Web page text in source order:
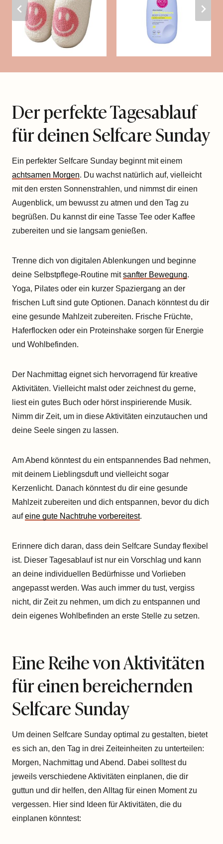
Der perfekte Tagesablauf
für deinen Selfcare Sunday
Ein perfekter Selfcare Sunday beginnt mit einem
achtsamen Morgen. Du wachst natürlich auf, vielleicht
mit den ersten Sonnenstrahlen, und nimmst dir einen
Augenblick, um bewusst zu atmen und den Tag zu
begrüßen. Du kannst dir eine Tasse Tee oder Kaffee
zubereiten und sie langsam genießen.
Trenne dich von digitalen Ablenkungen und beginne
deine Selbstpflege-Routine mitsanfter Bewegung.
Yoga, Pilates oder ein kurzer Spaziergang an der
frischen Luft sind gute Optionen. Danach könntest du dir
eine gesunde Mahlzeit zubereiten. Frische Früchte,
Haferflocken oder ein Proteinshake sorgen für Energie
und Wohlbefinden.
Der Nachmittag eignet sich hervorragend für kreative
Aktivitäten. Vielleicht malst oder zeichnest du gerne,
liest ein gutes Buch oder hörst inspirierende Musik.
Nimm dir Zeit, um in diese Aktivitäten einzutauchen und
deine Seele singen zu lassen.
Am Abend könntest du ein entspannendes Bad nehmen,
mit deinem Lieblingsduft und vielleicht sogar
Kerzenlicht. Danach könntest du dir eine gesunde
Mahlzeit zubereiten und dich entspannen, bevor du dich
aufeine gute Nachtruhe vorbereitest.
Erinnere dich daran, dass dein Selfcare Sunday flexibel
ist. Dieser Tagesablauf ist nur ein Vorschlag und kann
an deine individuellen Bedürfnisse und Vorlieben
angepasst werden. Was auch immer du tust, vergiss
nicht, dir Zeit zu nehmen, um dich zu entspannen und
dein eigenes Wohlbefinden an erste Stelle zu setzen.
Eine Reihe von Aktivitäten
für einen bereichernden
Selfcare Sunday
Um deinen Selfcare Sunday optimal zu gestalten, bietet
es sich an, den Tag in drei Zeiteinheiten zu unterteilen:
Morgen, Nachmittag und Abend. Dabei solltest du
jeweils verschiedene Aktivitäten einplanen, die dir
guttun und dir helfen, den Alltag für einen Moment zu
vergessen. Hier sind Ideen für Aktivitäten, die du
einplanen könntest: